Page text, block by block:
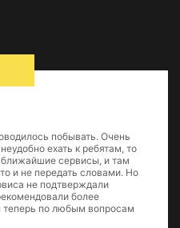
побывать. Очень
ехать к ребятам, то
сервисы, и там
и не передать словами. Но
не подтверждали
более
по любым вопросам